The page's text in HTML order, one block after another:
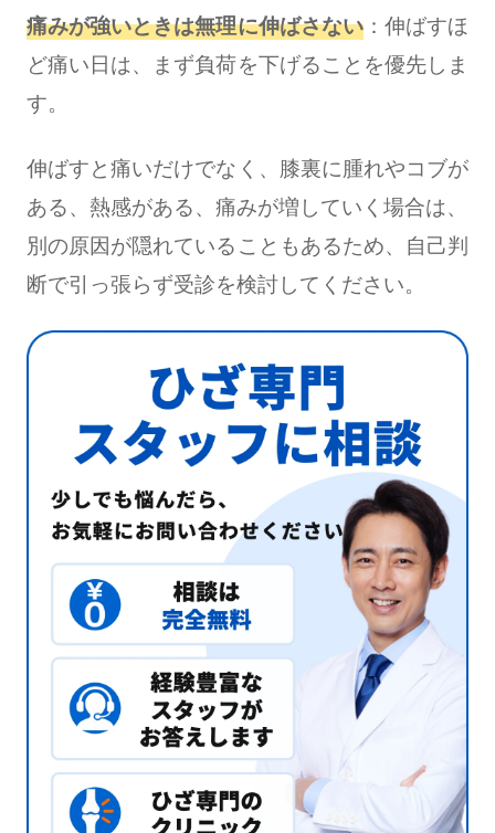
痛みが強いときは無理に伸ばさない：伸ばすほ
ど痛い日は、まず負荷を下げることを優先しま
す。
伸ばすと痛いだけでなく、膝裏に腫れやコブが
ある、熱感がある、痛みが増していく場合は、
別の原因が隠れていることもあるため、自己判
断で引っ張らず受診を検討してください。